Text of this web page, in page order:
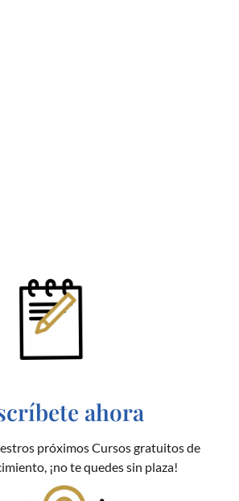
ahora
próximos Cursos gratuitos de
¡no te quedes sin plaza!